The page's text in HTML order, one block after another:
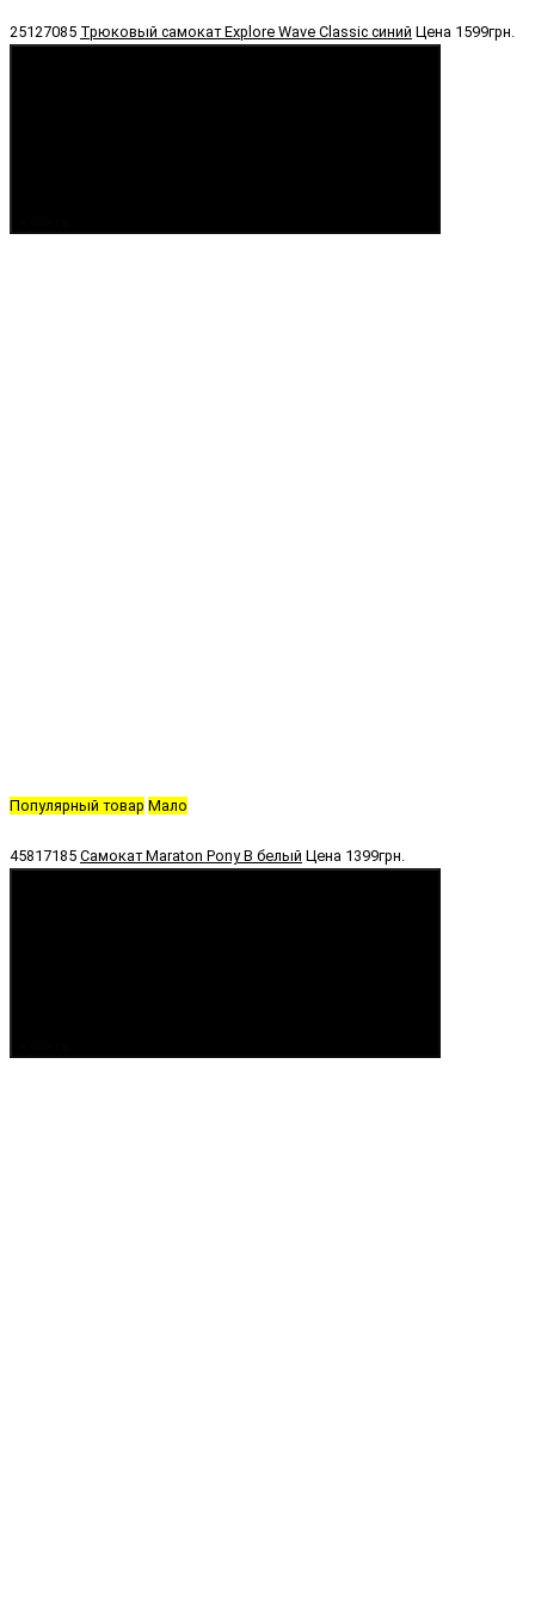
25127085 Трюковый самокат Explore Wave Classic синий Цена 1599грн.
Популярный товар Мало
45817185 Самокат Maraton Pony B белый Цена 1399грн.